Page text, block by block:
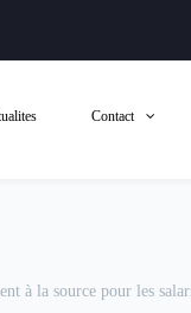
Contact
à la source pour les